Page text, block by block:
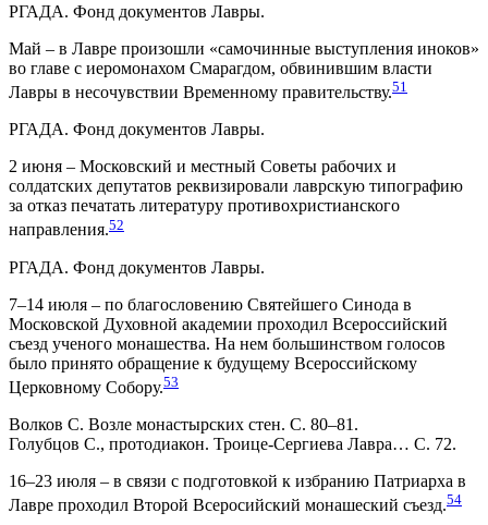
РГАДА. Фонд документов Лавры.
Май – в Лавре произошли «самочинные выступления иноков»
во главе с иеромонахом Смарагдом, обвинившим власти
Лавры в несочувствии Временному правительству.51
РГАДА. Фонд документов Лавры.
2 июня – Московский и местный Советы рабочих и
солдатских депутатов реквизировали лаврскую типографию
за отказ печатать литературу противохристианского
направления.52
РГАДА. Фонд документов Лавры.
7–14 июля – по благословению Святейшего Синода в
Московской Духовной академии проходил Всероссийский
съезд ученого монашества. На нем большинством голосов
было принято обращение к будущему Всероссийскому
Церковному Собору.53
Волков С. Возле монастырских стен. С. 80–81.
Голубцов С., протодиакон. Троице-Сергиева Лавра… С. 72.
16–23 июля – в связи с подготовкой к избранию Патриарха в
Лавре проходил Второй Всеросийский монашеский съезд.54